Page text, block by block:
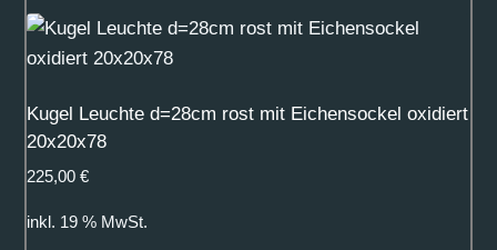
Kugel Leuchte d=28cm rost mit Eichensockel oxidiert
20x20x78
225,00 €
inkl. 19 % MwSt.